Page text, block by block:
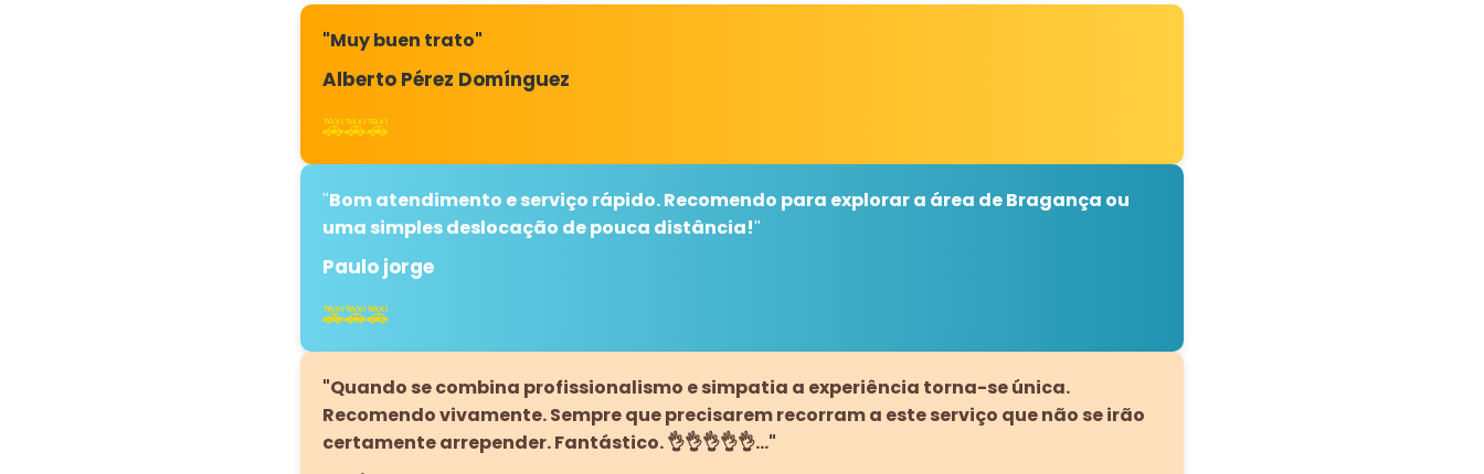
"Muy buen trato"
Alberto Pérez Domínguez
🚕🚕🚕
"Bom atendimento e serviço rápido. Recomendo para explorar a área de Bragança ou
uma simples deslocação de pouca distância!"
Paulo jorge
🚕🚕🚕
"Quando se combina profissionalismo e simpatia a experiência torna-se única.
Recomendo vivamente. Sempre que precisarem recorram a este serviço que não se irão
certamente arrepender. Fantástico. 👌👌👌👌👌…"